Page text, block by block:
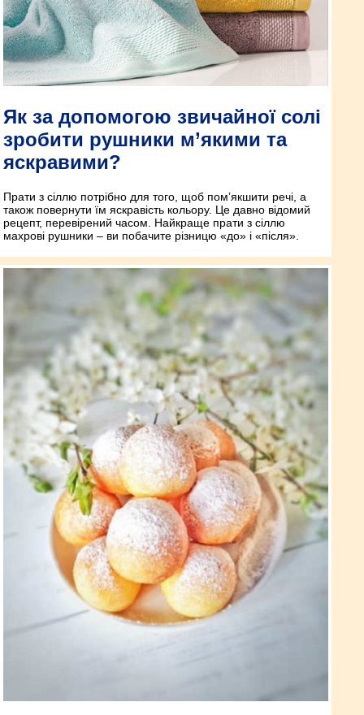
Як за допомогою звичайної солі
зробити рушники м’якими та
яскравими?
Прати з сіллю потрібно для того, щоб пом’якшити речі, а
також повернути їм яскравість кольору. Це давно відомий
рецепт, перевірений часом. Найкраще прати з сіллю
махрові рушники – ви побачите різницю «до» і «після».